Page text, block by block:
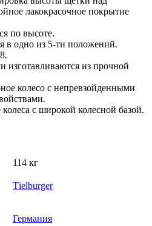
лакокрасочное покрытие
по высоте.
в одно из 5-ти положений.
изготавливаются из прочной
колесо с непревзойденными
с широкой колесной базой.
114 кг
Тielburger
Германия